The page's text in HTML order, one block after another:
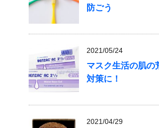
防ごう
2021/05/24
マスク生活の肌の
対策に！
2021/04/29